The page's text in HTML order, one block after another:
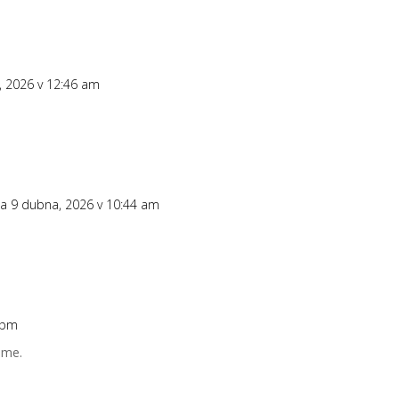
v 12:46 am
9 dubna, 2026 v 10:44 am